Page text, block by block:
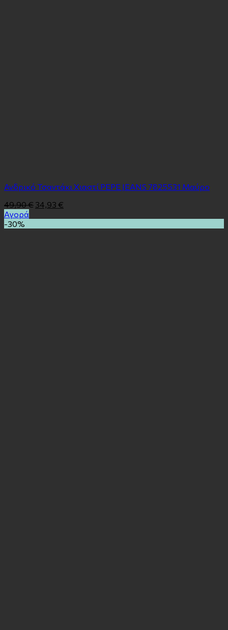
Ανδρικό Τσαντάκι Χιαστί PEPE JEANS 7825531 Μαύρο
49,90€ 34,93 €
Αγορά
-30%